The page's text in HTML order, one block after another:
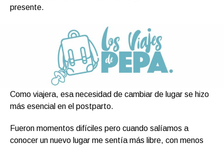
presente.
Como viajera, esa necesidad de cambiar de lugar se hizo
más esencial en el postparto.
Fueron momentos difíciles pero cuando salíamos a
conocer un nuevo lugar me sentía más libre, con menos